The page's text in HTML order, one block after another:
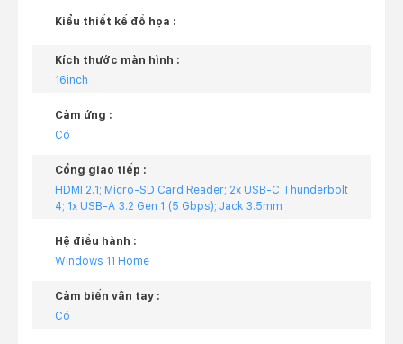
Kiểu thiết kế đồ họa :
Kích thước màn hình :
16inch
Cảm ứng :
Có
Cổng giao tiếp :
HDMI 2.1; Micro-SD Card Reader; 2x USB-C Thunderbolt
4; 1x USB-A 3.2 Gen 1 (5 Gbps); Jack 3.5mm
Hệ điều hành :
Windows 11 Home
Cảm biến vân tay :
Có